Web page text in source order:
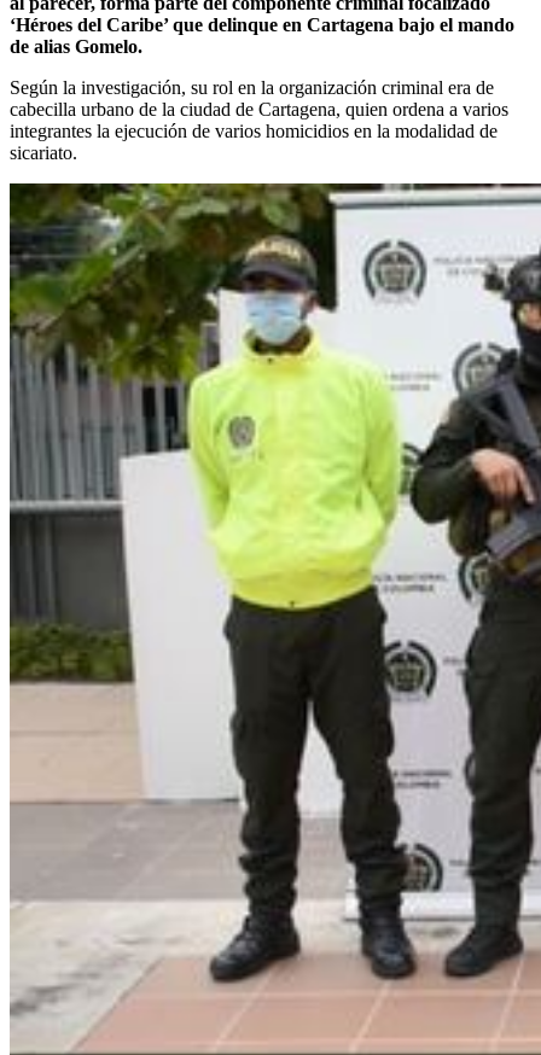
‘Héroes del Caribe’ que delinque en Cartagena bajo el mando
de alias Gomelo.
Según la investigación, su rol en la organización criminal era de
cabecilla urbano de la ciudad de Cartagena, quien ordena a varios
integrantes la ejecución de varios homicidios en la modalidad de
sicariato.